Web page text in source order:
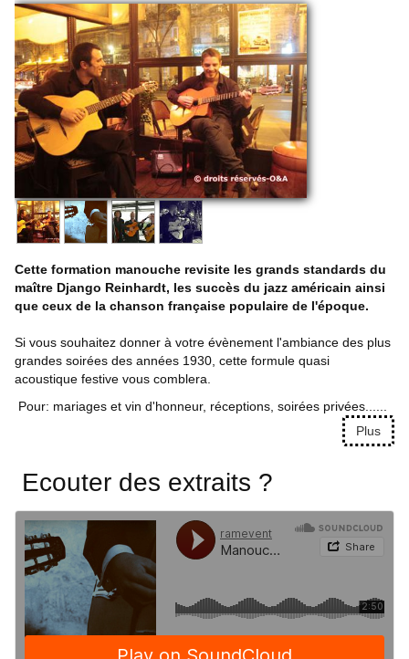
Cette formation manouche revisite les grands standards du
maître Django Reinhardt, les succès du jazz américain ainsi
que ceux de la chanson française populaire de l'époque.
Si vous souhaitez donner à votre évènement l'ambiance des plus
grandes soirées des années 1930, cette formule quasi
acoustique festive vous comblera.
Pour: mariages et vin d'honneur, réceptions, soirées privées......
Plus
Ecouter des extraits ?